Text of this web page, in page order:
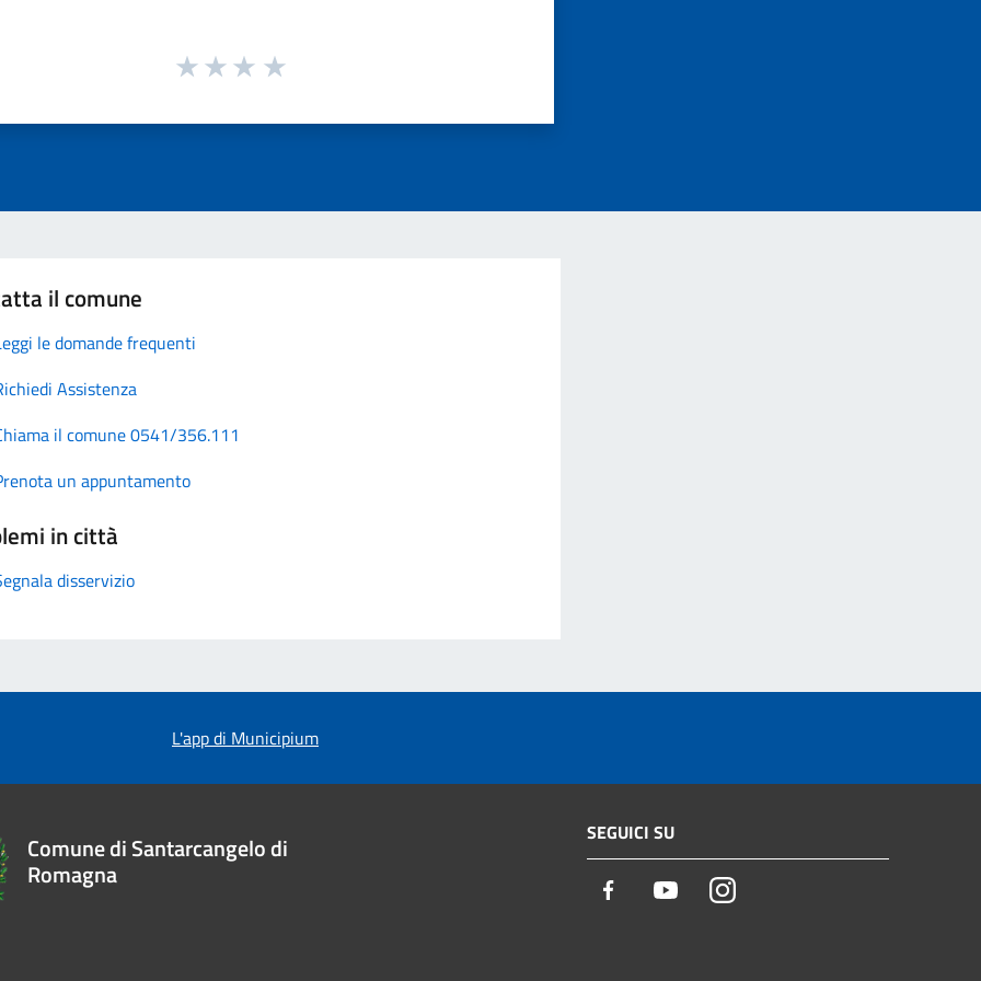
il comune
le domande frequenti
Assistenza
il comune 0541/356.111
un appuntamento
in città
disservizio
L'app di Municipium
Comune di Santarcangelo di
Romagna
SEGUICI SU
Facebook YoutubeInstagram